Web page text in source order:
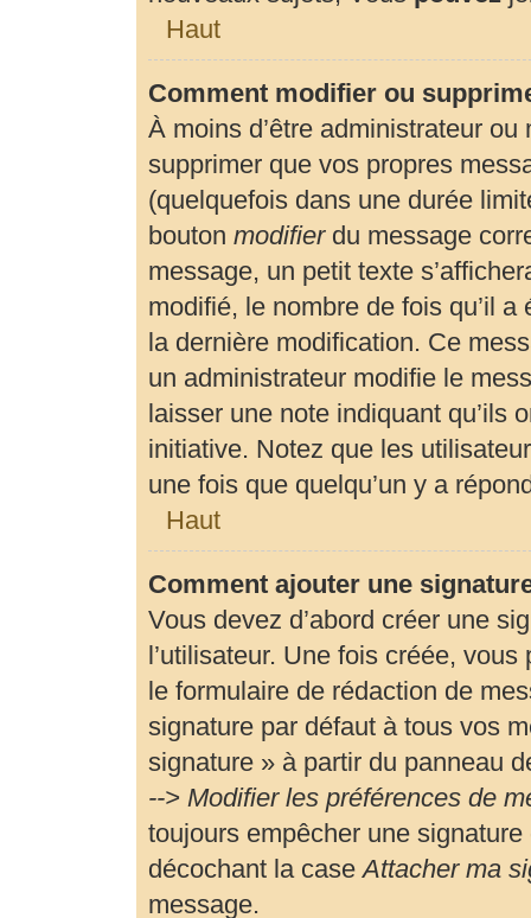
Haut
Comment modifier ou
À moins d’être administrateur
supprimer que vos propres
(quelquefois dans une durée
bouton modifierdu message
message, un petit texte
modifié, le nombre de fois qu’il
la dernière modification. Ce
un administrateur modifie le
laisser une note indiquant qu’ils
initiative. Notez que les
une fois que quelqu’un y a
Haut
Comment ajouter une
Vous devez d’abord créer une
l’utilisateur. Une fois créée,
le formulaire de rédaction de
signature par défaut à tous vos
signature » à partir du panneau
--> Modifier les préférences de
toujours empêcher une
décochant la caseAttacher ma
message.